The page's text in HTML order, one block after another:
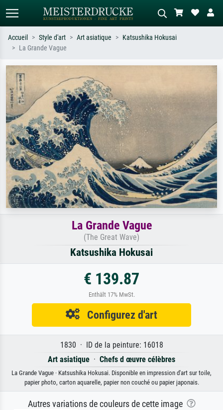
Recherchez par artiste, titre ou style –
ex. Monet, Nuit étoilée,
impressionnisme, vague de Hokusai,
nu.
tableau sombre, nu debout près d'un
arbre.
Accueil Style d'art Art asiatique
Katsushika Hokusai
La Grande Vague
La Grande Vague
(The Great Wave)
Katsushika Hokusai
€ 139.87
Enthält 17% MwSt.
Configurez d'art
1830 · ID de la peinture: 16018
Art asiatique · Chefs d œuvre célèbres
La Grande Vague · Katsushika Hokusai. Disponible en impression d'art sur toile,
papier photo, carton aquarelle, papier non couché ou papier japonais.
Autres variations de couleurs de cette image